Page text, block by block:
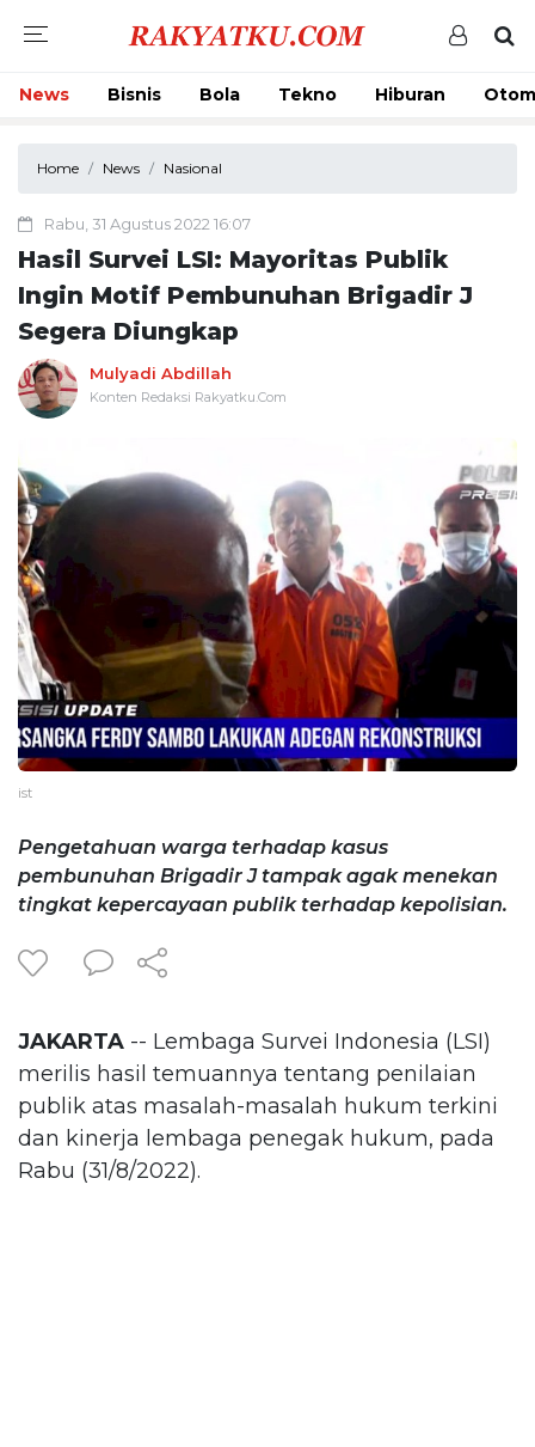
News Bisnis Bola Tekno Hiburan
Home News Nasional
Rabu, 31 Agustus 2022 16:07
Hasil Survei LSI: Mayoritas Publik
Ingin Motif Pembunuhan Brigadir J
Segera Diungkap
Mulyadi Abdillah
Konten Redaksi Rakyatku.Com
ist
Pengetahuan warga terhadap kasus
pembunuhan Brigadir J tampak agak menekan
tingkat kepercayaan publik terhadap kepolisian.
JAKARTA -- Lembaga Survei Indonesia (LSI)
merilis hasil temuannya tentang penilaian
publik atas masalah-masalah hukum terkini
dan kinerja lembaga penegak hukum, pada
Rabu (31/8/2022).